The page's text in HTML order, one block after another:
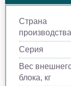
Страна
производства
Серия
Вес
блока, кг